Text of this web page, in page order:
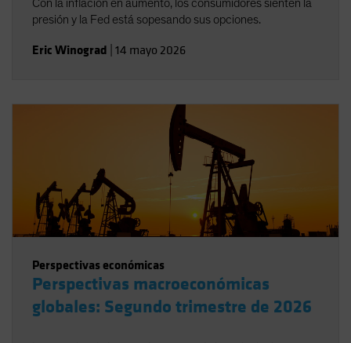
Con la inflación en aumento, los consumidores sienten la
presión y la Fed está sopesando sus opciones.
Eric Winograd 14 mayo 2026
Perspectivas económicas
Perspectivas macroeconómicas
globales: Segundo trimestre de 2026